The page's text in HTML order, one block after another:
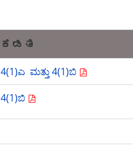
ಕಡತ
4(1)ಎ ಮತ್ತು 4(1)ಬಿ
4(1)ಬಿ